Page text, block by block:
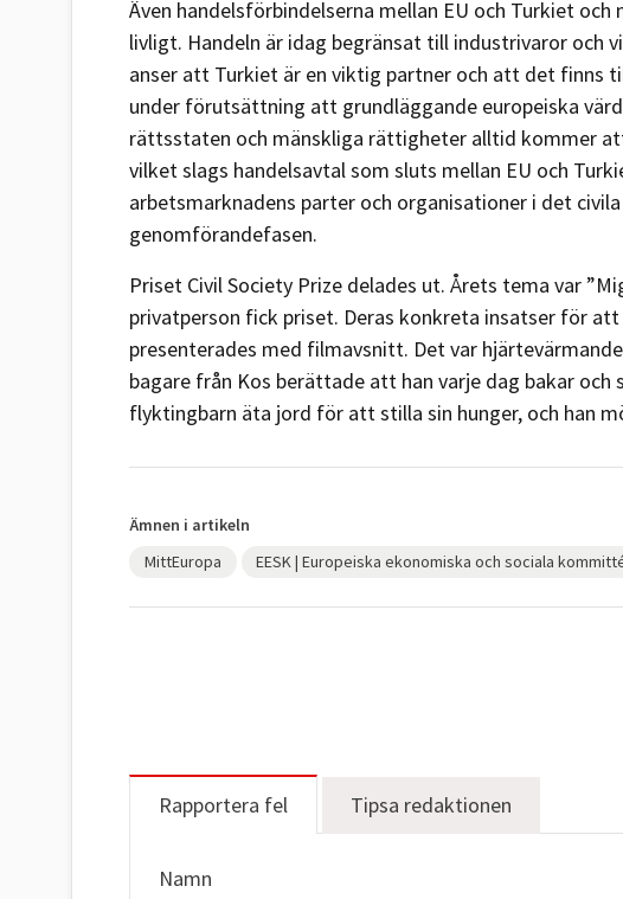
Även handelsförbindelserna mellan EU och Turkiet
livligt. Handeln är idag begränsat till industrivaror och
anser att Turkiet är en viktig partner och att det finns
under förutsättning att grundläggande europeiska
rättsstaten och mänskliga rättigheter alltid kommer
vilket slags handelsavtal som sluts mellan EU och
arbetsmarknadens parter och organisationer i det
genomförandefasen.
Priset Civil Society Prize delades ut. Årets tema var
privatperson fick priset. Deras konkreta insatser för
presenterades med filmavsnitt. Det var
bagare från Kos berättade att han varje dag bakar
flyktingbarn äta jord för att stilla sin hunger, och han
Ämnen i artikeln
MittEuropa
EESK | Europeiska ekonomiska och sociala
Rapportera fel Tipsa redaktionen
Namn